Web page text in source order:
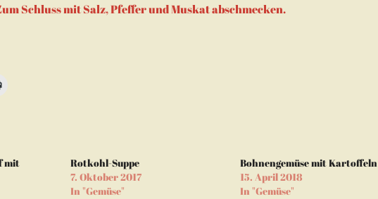
Schluss mit Salz, Pfeffer und Muskat abschmecken.
Klicken
zum
mit
Rotkohl-Suppe
7. Oktober 2017
In "Gemüse"
Bohnengemüse mit Kartoffeln
15. April 2018
In "Gemüse"